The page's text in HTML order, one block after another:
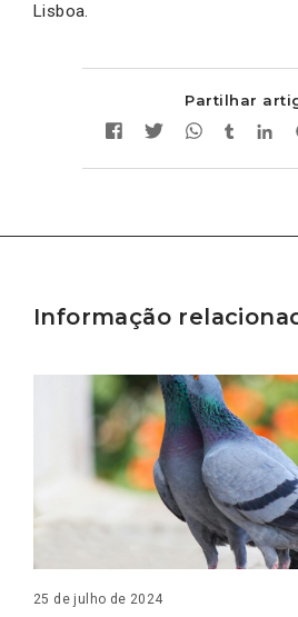
Lisboa.
Partilhar
Informação
25 de julho de 2024